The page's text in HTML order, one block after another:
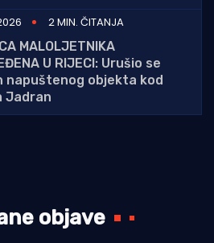
2 MIN. ČITANJA
MALOLJETNIKA
U RIJECI: Urušio se
napuštenog objekta kod
Jadran
objave